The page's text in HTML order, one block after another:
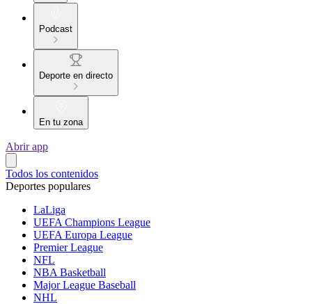
Podcast
Deporte en directo
En tu zona
Abrir app
Todos los contenidos
Deportes populares
LaLiga
UEFA Champions League
UEFA Europa League
Premier League
NFL
NBA Basketball
Major League Baseball
NHL